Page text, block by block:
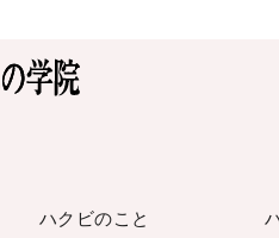
ハクビのこと